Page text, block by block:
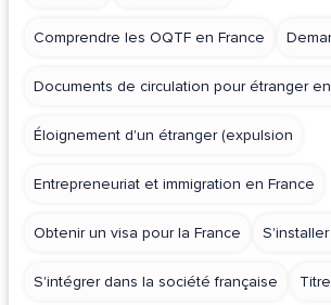
Comprendre les OQTF en France
Documents de circulation pour étranger
Éloignement d'un étranger (expulsion
Entrepreneuriat et immigration en France
Obtenir un visa pour la France
S'intégrer dans la société française